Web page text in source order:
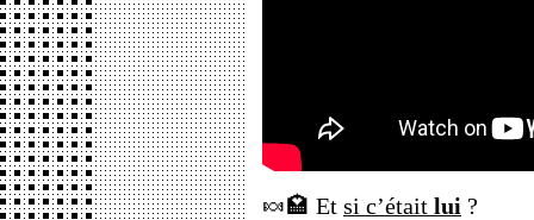
🍬🏩 Et si c’était lui ?